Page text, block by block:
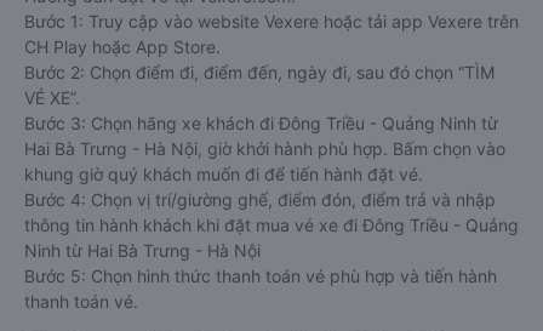
Bước 1: Truy cập vào website Vexere hoặc tải app Vexere trên
CH Play hoặc App Store.
Bước 2: Chọn điểm đi, điểm đến, ngày đi, sau đó chọn “TÌM
VÉ XE”.
Bước 3: Chọn hãng xe khách đi Đông Triều - Quảng Ninh từ
Hai Bà Trưng - Hà Nội, giờ khởi hành phù hợp. Bấm chọn vào
khung giờ quý khách muốn đi để tiến hành đặt vé.
Bước 4: Chọn vị trí/giường ghế, điểm đón, điểm trả và nhập
thông tin hành khách khi đặt mua vé xe đi Đông Triều - Quảng
Ninh từ Hai Bà Trưng - Hà Nội
Bước 5: Chọn hình thức thanh toán vé phù hợp và tiến hành
thanh toán vé.